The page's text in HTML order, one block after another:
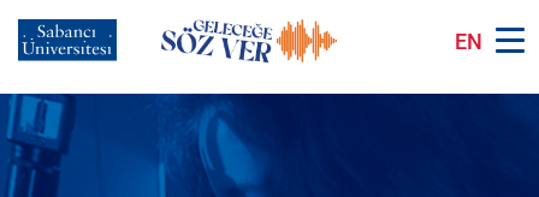
içeriğe
atla
EN